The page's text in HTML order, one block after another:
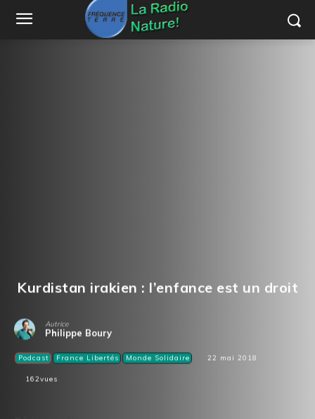
Kurdistan irakien : l’enfance est un droit
Autrice
Philippe Boury
Podcast France Libertés Monde Solidaire 22 mai 2018
162vues